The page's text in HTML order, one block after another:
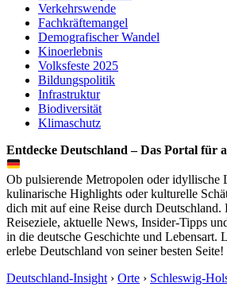
Verkehrswende
Fachkräftemangel
Demografischer Wandel
Kinoerlebnis
Volksfeste 2025
Bildungspolitik
Infrastruktur
Biodiversität
Klimaschutz
Entdecke Deutschland – Das Portal für
Ob pulsierende Metropolen oder idyllische
kulinarische Highlights oder kulturelle
dich mit auf eine Reise durch Deutschland.
Reiseziele, aktuelle News, Insider-Tipps
in die deutsche Geschichte und Lebensart.
erlebe Deutschland von seiner besten Seite!
Deutschland-Insight › Orte › Schleswig-